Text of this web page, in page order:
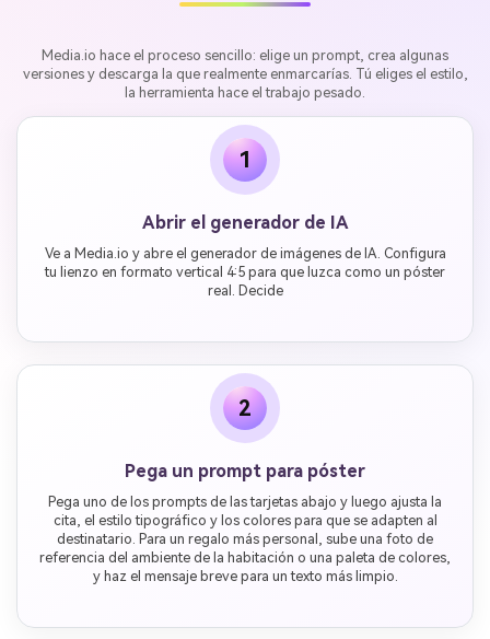
Media.io hace el proceso sencillo: elige un prompt, crea algunas
versiones y descarga la que realmente enmarcarías. Tú eliges el estilo,
la herramienta hace el trabajo pesado.
1
Abrir el generador de IA
Ve a Media.io y abre el generador de imágenes de IA. Configura
tu lienzo en formato vertical 4:5 para que luzca como un póster
real. Decide
2
Pega un prompt para póster
Pega uno de los prompts de las tarjetas abajo y luego ajusta la
cita, el estilo tipográfico y los colores para que se adapten al
destinatario. Para un regalo más personal, sube una foto de
referencia del ambiente de la habitación o una paleta de colores,
y haz el mensaje breve para un texto más limpio.